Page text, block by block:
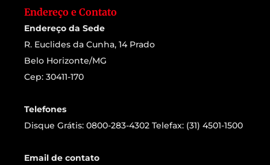
Endereço e Contato
Endereço da Sede
R. Euclides da Cunha, 14 Prado
Belo Horizonte/MG
Cep: 30411-170
Telefones
Disque Grátis: 0800-283-4302 Telefax: (31) 4501-1500
Email de contato